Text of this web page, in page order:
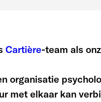
Cartière-team als
organisatie
met elkaar kan